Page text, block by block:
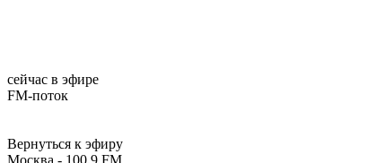
сейчас в эфире
FM-поток
Вернуться к эфиру
Москва - 100,9 FM